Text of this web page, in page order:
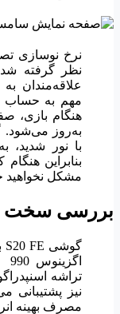
نظر گرفته
علاقه‌مندان
مهم به حساب
هنگام بازی،
به‌روز می‌شود.
بنابراین
مشکل نخواهید
بررسی سخت
نیز پشتیبانی
مصرف بهینه